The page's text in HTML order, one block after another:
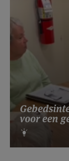
voor een